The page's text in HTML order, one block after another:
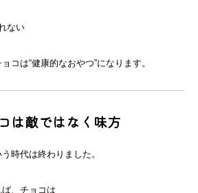
ない
コは“健康的なおやつ”になります。
は敵ではなく味方
時代は終わりました。
、チョコは